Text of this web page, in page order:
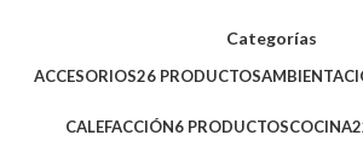
Categorías
ACCESORIOS26 PRODUCTOS
CALEFACCIÓN6 PRODUCTOSCOCINA